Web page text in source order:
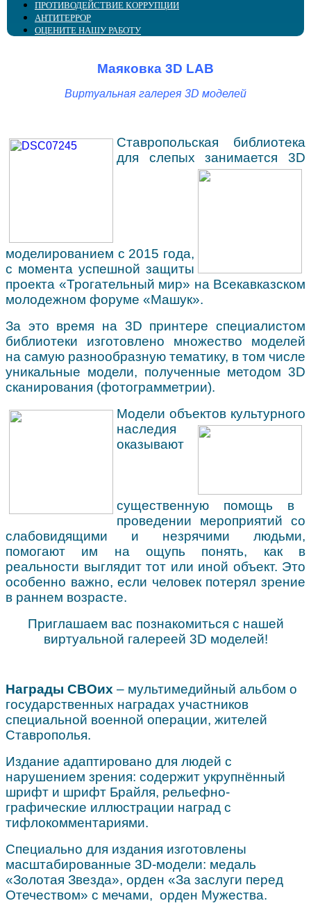
ПРОТИВОДЕЙСТВИЕ КОРРУПЦИИ
АНТИТЕРРОР
ОЦЕНИТЕ НАШУ РАБОТУ
Маяковка 3D LAB
Виртуальная галерея 3D моделей
Ставропольская библиотека
для слепых занимается 3D
моделированием с 2015 года,
с момента успешной защиты
проекта «Трогательный мир» на Всекавказском
молодежном форуме «Машук».
За это время на 3D принтере специалистом
библиотеки изготовлено множество моделей
на самую разнообразную тематику, в том числе
уникальные модели, полученные методом 3D
сканирования (фотограмметрии).
Модели объектов культурного
наследия
оказывают
существенную помощь в
проведении мероприятий со
слабовидящими и незрячими людьми,
помогают им на ощупь понять, как в
реальности выглядит тот или иной объект. Это
особенно важно, если человек потерял зрение
в раннем возрасте.
Приглашаем вас познакомиться с нашей
виртуальной галереей 3D моделей!
Награды СВОих – мультимедийный альбом о
государственных наградах участников
специальной военной операции, жителей
Ставрополья.
Издание адаптировано для людей с
нарушением зрения: содержит укрупнённый
шрифт и шрифт Брайля, рельефно-
графические иллюстрации наград с
тифлокомментариями.
Специально для издания изготовлены
масштабированные 3D-модели: медаль
«Золотая Звезда», орден «За заслуги перед
Отечеством» с мечами, орден Мужества.